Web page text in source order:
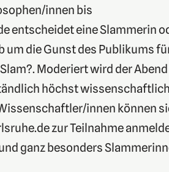
innen bis
entscheidet eine Slammerin
um die Gunst des Publikums
Moderiert wird der
höchst
innen können
zur Teilnahme
ganz besonders